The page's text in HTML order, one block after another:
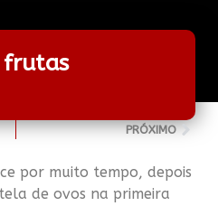
frutas
PRÓXIMO
por muito tempo, depois
de ovos na primeira